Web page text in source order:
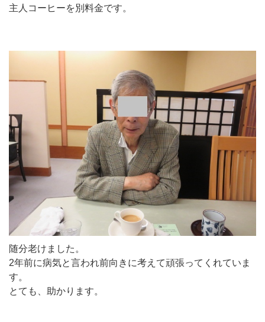
主人コーヒーを別料金です。
随分老けました。
2年前に病気と言われ前向きに考えて頑張ってくれていま
す。
とても、助かります。